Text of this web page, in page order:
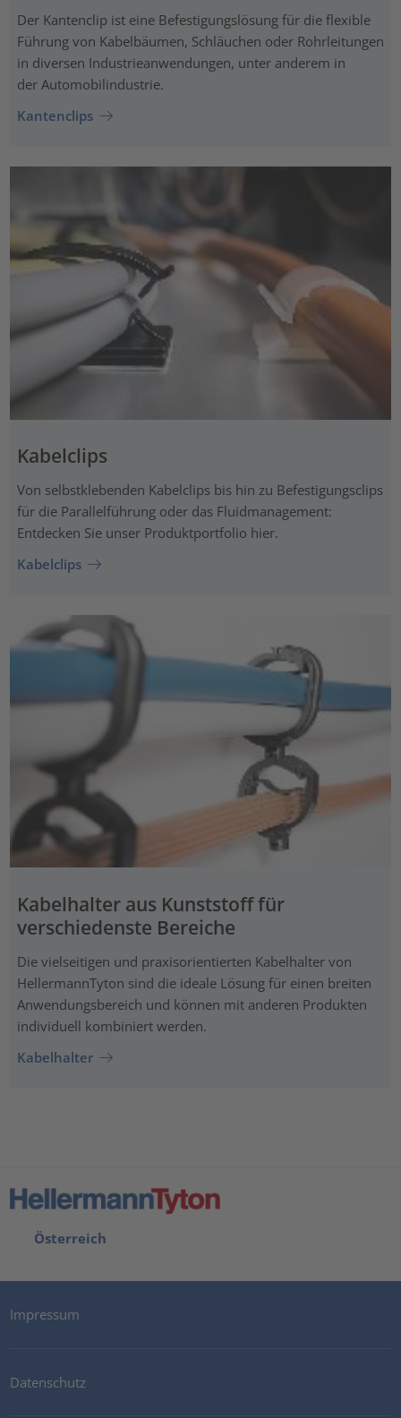
Der Kantenclip ist eine Befestigungslösung für die flexible
Führung von Kabelbäumen, Schläuchen oder Rohrleitungen
in diversen Industrieanwendungen, unter anderem in
der Automobilindustrie.
Kantenclips
Kabelclips
Von selbstklebenden Kabelclips bis hin zu Befestigungsclips
für die Parallelführung oder das Fluidmanagement:
Entdecken Sie unser Produktportfolio hier.
Kabelclips
Kabelhalter aus Kunststoff für
verschiedenste Bereiche
Die vielseitigen und praxisorientierten Kabelhalter von
HellermannTyton sind die ideale Lösung für einen breiten
Anwendungsbereich und können mit anderen Produkten
individuell kombiniert werden.
Kabelhalter
Österreich
Impressum
Datenschutz